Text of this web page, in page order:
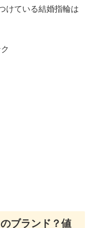
けている結婚指輪は
ブランド？値